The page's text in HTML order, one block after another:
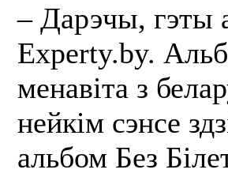
– Дарэчы, гэты
Experty.by.
менавіта з
нейкім сэнсе
альбом Без